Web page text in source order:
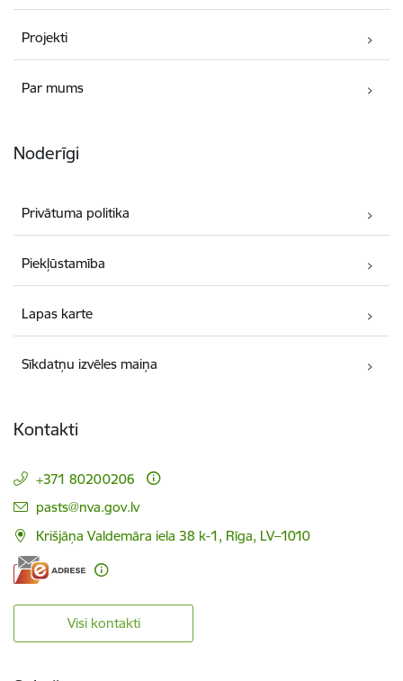
Projekti
Par mums
Noderīgi
Privātuma politika
Piekļūstamība
Lapas karte
Sīkdatņu izvēles maiņa
Kontakti
+371 80200206
E-pasts:
pasts@nva.gov.lv
Krišjāņa Valdemāra iela 38 k-1, Rīga, LV–1010
Visi kontakti